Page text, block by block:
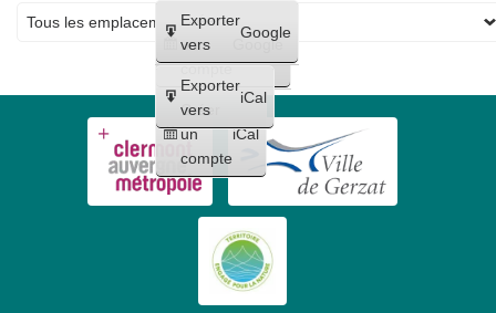
Créer
un
compte
Google
Créer
un
compte
iCal
Exporter
vers
Google
Exporter
vers
iCal